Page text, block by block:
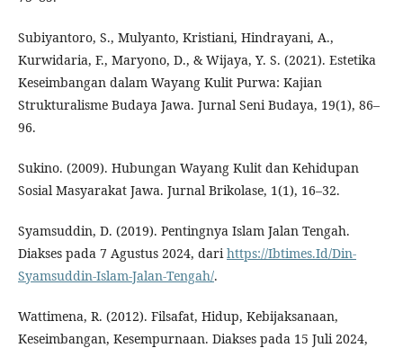
Subiyantoro, S., Mulyanto, Kristiani, Hindrayani, A.,
Kurwidaria, F., Maryono, D., & Wijaya, Y. S. (2021). Estetika
Keseimbangan dalam Wayang Kulit Purwa: Kajian
Strukturalisme Budaya Jawa. Jurnal Seni Budaya, 19(1), 86–
96.
Sukino. (2009). Hubungan Wayang Kulit dan Kehidupan
Sosial Masyarakat Jawa. Jurnal Brikolase, 1(1), 16–32.
Syamsuddin, D. (2019). Pentingnya Islam Jalan Tengah.
Diakses pada 7 Agustus 2024, darihttps://Ibtimes.Id/Din-
Syamsuddin-Islam-Jalan-Tengah/.
Wattimena, R. (2012). Filsafat, Hidup, Kebijaksanaan,
Keseimbangan, Kesempurnaan. Diakses pada 15 Juli 2024,